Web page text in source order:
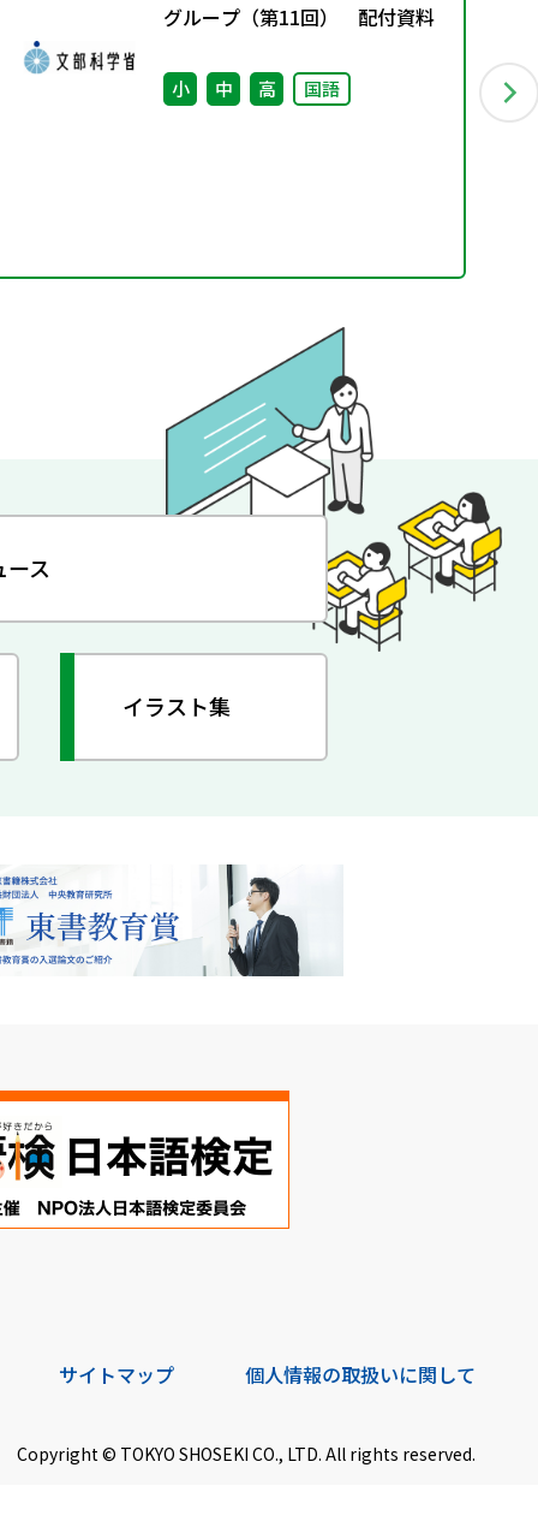
グループ（第11回） 配付資料
小 中 高 国語
ース
イラスト集
サイトマップ 個人情報の取扱いに関して
Copyright © TOKYO SHOSEKI CO., LTD. All rights reserved.